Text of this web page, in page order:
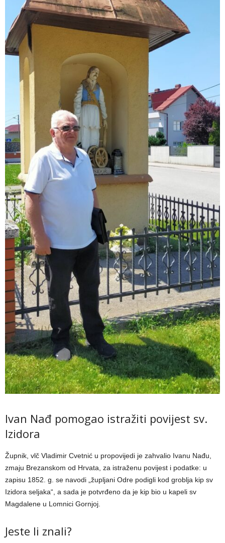
Ivan Nađ pomogao istražiti povijest sv.
Izidora
Župnik, vlč Vladimir Cvetnić u propovijedi je zahvalio Ivanu Nađu,
zmaju Brezanskom od Hrvata, za istraženu povijest i podatke: u
zapisu 1852. g. se navodi „župljani Odre podigli kod groblja kip sv
Izidora seljaka“, a sada je potvrđeno da je kip bio u kapeli sv
Magdalene u Lomnici Gornjoj.
Jeste li znali?